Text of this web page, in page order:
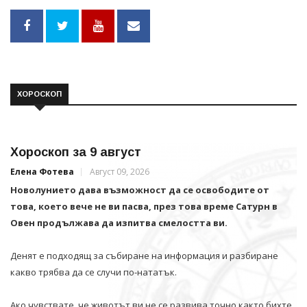
ХОРОСКОП
Хороскоп за 9 август
Елена Фотева Август 09, 2026
Новолунието дава възможност да се освободите от
това, което вече не ви пасва, през това време Сатурн в
Овен продължава да изпитва смелостта ви.
Денят е подходящ за събиране на информация и разбиране
какво трябва да се случи по-нататък.